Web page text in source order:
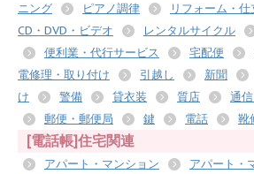
ニング
ピアノ調律 リフォーム・仕
CD・DVD・ビデオ
レンタルサイクル
便利業・代行サービス
宅配便
電修理・取り付け
引越し 新聞
け
警備 貸衣装 質店
通
郵便・郵便局
鍵 電話 靴
[電話帳]住宅関連
アパート・マンション アパート・